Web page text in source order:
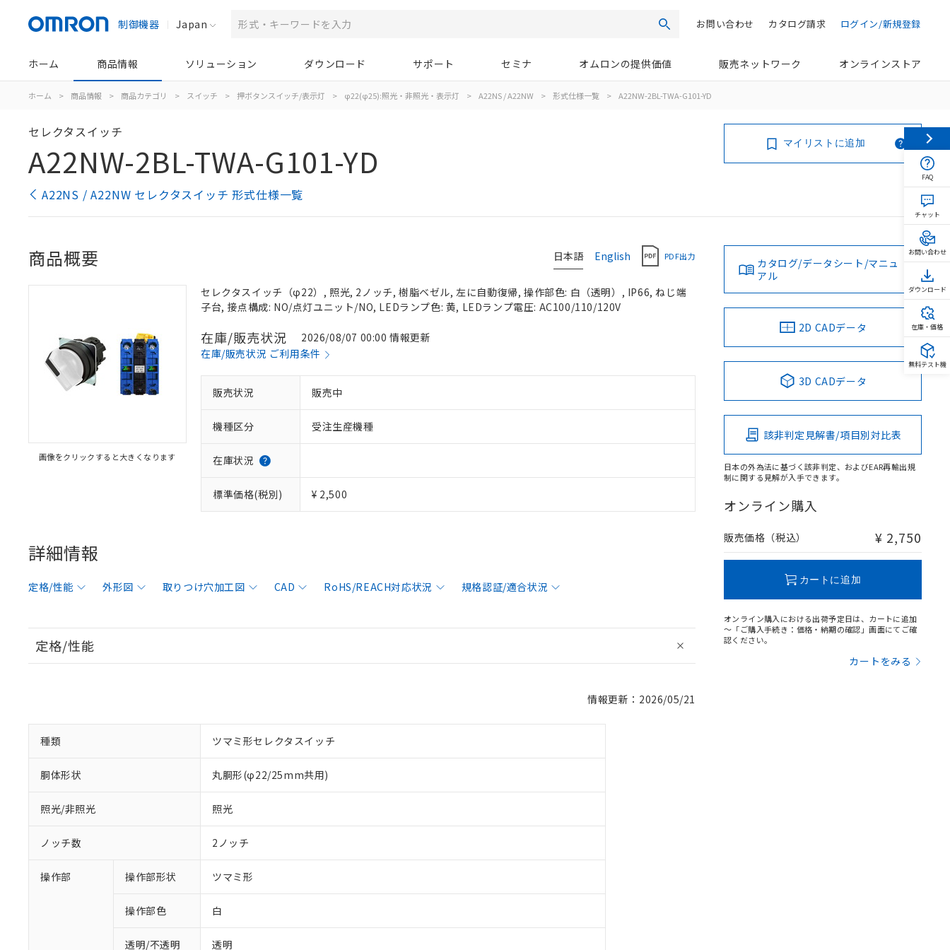
制御機器 Japan 検索 ログイン/新規登録
カタログ請求
お問い合わせ
ホーム 商品情報 ソリューション ダウンロード サポート セミナ オムロンの提供価値 販売ネットワーク オンラインストア
ホーム > 商品情報 > 商品カテゴリ > スイッチ > 押ボタンスイッチ/表示灯 > φ22(φ25):照光・非照光・表示灯 > A22NS / A22NW > 形式仕様一覧 > A22NW-2BL-TWA-G101-YD
セレクタスイッチ
A22NW-2BL-TWA-G101-YD
A22NS / A22NW セレクタスイッチ 形式仕様一覧
マイリストに追加
日本語 English PDF出力
商品概要
画像をクリックすると大きくなります
セレクタスイッチ（φ22）, 照光, 2ノッチ, 樹脂ベゼル, 左に自動復帰, 操作部色: 白（透明）, IP66, ねじ端
子台, 接点構成: NO/点灯ユニット/NO, LEDランプ色: 黄, LEDランプ電圧: AC100/110/120V
在庫/販売状況
2026/08/07 00:00 情報更新
在庫/販売状況 ご利用条件
販売状況 販売中
機種区分 受注生産機種
在庫状況
標準価格(税別) ¥ 2,500
詳細情報
定格/性能 外形図 取りつけ穴加工図 CAD RoHS/REACH対応状況 規格認証/適合状況
定格/性能
情報更新：2026/05/21
種類 ツマミ形セレクタスイッチ
胴体形状 丸胴形(φ22/25mm共用)
照光/非照光 照光
ノッチ数 2ノッチ
操作部 操作部形状 ツマミ形
操作部色 白
透明/不透明 透明
カタログ/データシート/マニュ
アル
2D CADデータ
3D CADデータ
該非判定見解書/項目別対比表
日本の外為法に基づく該非判定、およびEAR再輸出規
制に関する見解が入手できます。
オンライン購入
販売価格（税込） ¥ 2,750
カートに追加
オンライン購入における出荷予定日は、カートに追加
～「ご購入手続き：価格・納期の確認」画面にてご確
認ください。
カートをみる
FAQ
チャット
お問い合わせ
ダウンロード
在庫・価格
無料テスト機